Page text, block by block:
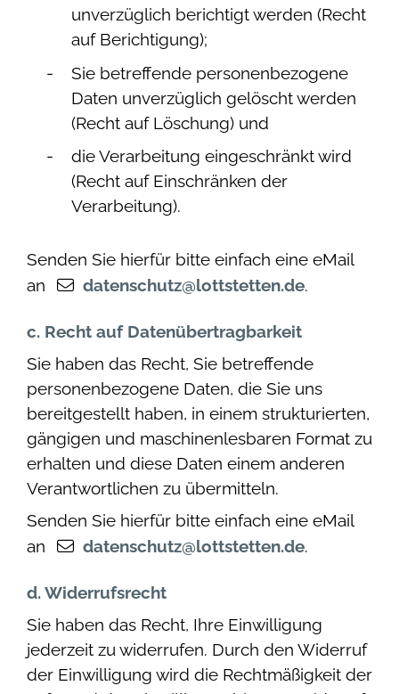
unverzüglich berichtigt werden (Recht
auf Berichtigung);
Sie betreffende personenbezogene
Daten unverzüglich gelöscht werden
(Recht auf Löschung) und
die Verarbeitung eingeschränkt wird
(Recht auf Einschränken der
Verarbeitung).
Senden Sie hierfür bitte einfach eine eMail
an
datenschutz@lottstetten.de.
c. Recht auf Datenübertragbarkeit
Sie haben das Recht, Sie betreffende
personenbezogene Daten, die Sie uns
bereitgestellt haben, in einem strukturierten,
gängigen und maschinenlesbaren Format zu
erhalten und diese Daten einem anderen
Verantwortlichen zu übermitteln.
Senden Sie hierfür bitte einfach eine eMail
an
datenschutz@lottstetten.de.
d. Widerrufsrecht
Sie haben das Recht, Ihre Einwilligung
jederzeit zu widerrufen. Durch den Widerruf
der Einwilligung wird die Rechtmäßigkeit der